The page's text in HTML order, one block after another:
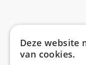
Deze website
van cookies.